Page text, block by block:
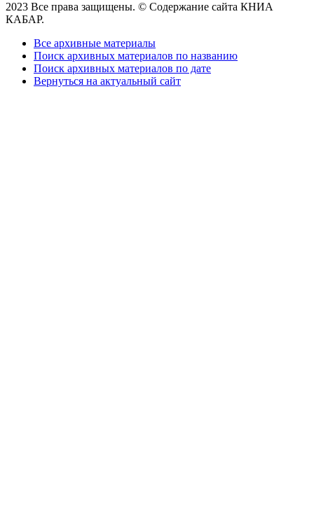
2023 Все права защищены. © Содержание сайта КНИА
КАБАР.
Все архивные материалы
Поиск архивных материалов по названию
Поиск архивных материалов по дате
Вернуться на актуальный сайт